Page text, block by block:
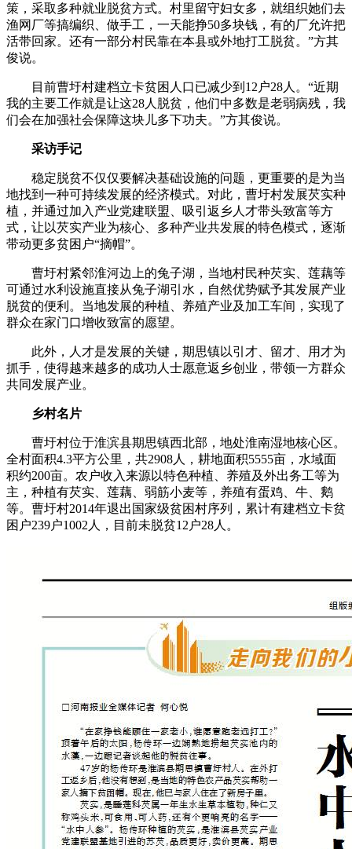
策，采取多种就业脱贫方式。村里留守妇女多，就组织她们去
渔网厂等搞编织、做手工，一天能挣50多块钱，有的厂允许把
活带回家。还有一部分村民靠在本县或外地打工脱贫。”方其
俊说。
目前曹圩村建档立卡贫困人口已减少到12户28人。“近期
我的主要工作就是让这28人脱贫，他们中多数是老弱病残，我
们会在加强社会保障这块儿多下功夫。”方其俊说。
采访手记
稳定脱贫不仅仅要解决基础设施的问题，更重要的是为当
地找到一种可持续发展的经济模式。对此，曹圩村发展芡实种
植，并通过加入产业党建联盟、吸引返乡人才带头致富等方
式，让以芡实产业为核心、多种产业共发展的特色模式，逐渐
带动更多贫困户“摘帽”。
曹圩村紧邻淮河边上的兔子湖，当地村民种芡实、莲藕等
可通过水利设施直接从兔子湖引水，自然优势赋予其发展产业
脱贫的便利。当地发展的种植、养殖产业及加工车间，实现了
群众在家门口增收致富的愿望。
此外，人才是发展的关键，期思镇以引才、留才、用才为
抓手，使得越来越多的成功人士愿意返乡创业，带领一方群众
共同发展产业。
乡村名片
曹圩村位于淮滨县期思镇西北部，地处淮南湿地核心区。
全村面积4.3平方公里，共2908人，耕地面积5555亩，水域面
积约200亩。农户收入来源以特色种植、养殖及外出务工等为
主，种植有芡实、莲藕、弱筋小麦等，养殖有蛋鸡、牛、鹅
等。曹圩村2014年退出国家级贫困村序列，累计有建档立卡贫
困户239户1002人，目前未脱贫12户28人。